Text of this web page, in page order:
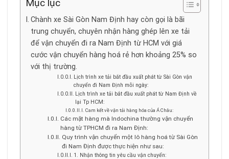
Mục lục
Chành xe Sài Gòn Nam Định hay còn gọi là bãi
trung chuyển, chuyên nhận hàng ghép lên xe tải
để vận chuyển đi ra Nam Định từ HCM với giá
cước vận chuyển hàng hoá rẻ hơn khoảng 25% so
với thị trường.
Lịch trình xe tải bắt đầu xuất phát từ Sài Gòn vận
chuyển đi Nam Định mỗi ngày:
Lịch trình xe tải bắt đầu xuất phát từ Nam Định về
lại Tp HCM:
Cam kết về vận tải hàng hóa của Á Châu:
Các mặt hàng mà Indochina thường vận chuyển
hàng từ TPHCM đi ra Nam Định:
Quy trình vận chuyển một lô hàng hoá từ Sài Gòn
đi Nam Định được thực hiện như sau:
1. Nhận thông tin yêu cầu vận chuyển: